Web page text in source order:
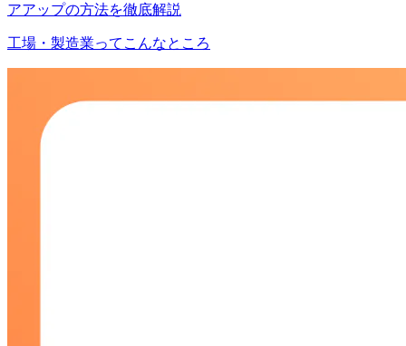
アアップの方法を徹底解説
工場・製造業ってこんなところ